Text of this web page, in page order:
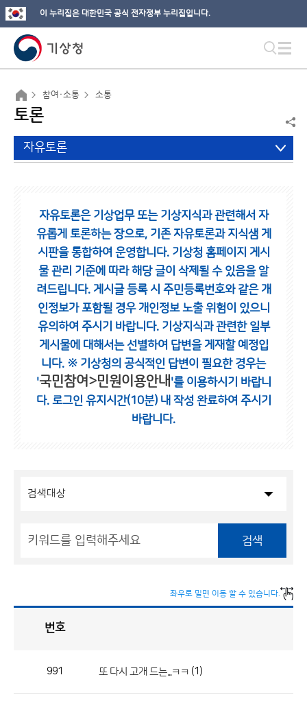
이 누리집은 대한민국 공식 전자정부 누리집입니다.
참여·소통 소통
토론
자유토론
자유토론은 기상업무 또는 기상지식과 관련해서 자
유롭게 토론하는 장으로, 기존 자유토론과 지식샘 게
시판을 통합하여 운영합니다. 기상청 홈페이지 게시
물 관리 기준에 따라 해당 글이 삭제될 수 있음을 알
려드립니다. 게시글 등록 시 주민등록번호와 같은 개
인정보가 포함될 경우 개인정보 노출 위험이 있으니
유의하여 주시기 바랍니다. 기상지식과 관련한 일부
게시물에 대해서는 선별하여 답변을 게재할 예정입
니다. ※ 기상청의 공식적인 답변이 필요한 경우는
'국민참여>민원이용안내 '를 이용하시기 바랍니
다. 로그인 유지시간(10분) 내 작성 완료하여 주시기
바랍니다.
검색
좌우로 밀면 이동 할 수 있습니다.
번호
991 또 다시 고개 드는...ㅋㅋ (1)